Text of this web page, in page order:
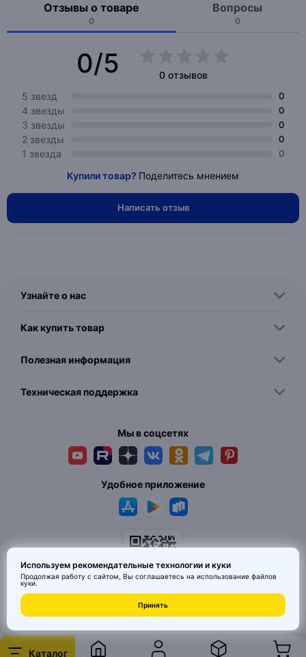
Каталог
Отзывы о товаре
0
Вопросы
0
0/5
0 отзывов
5 звезд
0
4 звезды 0
3 звезды 0
2 звезды 0
1 звезда 0
Купили товар? Поделитесь мнением
Написать отзыв
Узнайте о нас
Как купить товар
Полезная информация
Техническая поддержка
Мы в соцсетях
© 2026 MAI HE MAI. Маркетплейс дизайнерских товаров со всего
Китая по ценам заводов. Все права защищены.
Удобное приложение
Используем рекомендательные технологии и куки
Продолжая работу с сайтом, Вы соглашаетесь на использование файлов
куки.
Принять